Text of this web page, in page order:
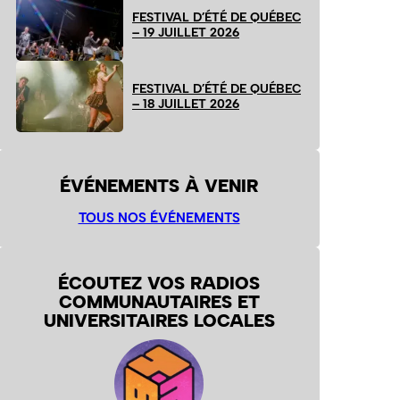
FESTIVAL D’ÉTÉ DE QUÉBEC
– 19 JUILLET 2026
FESTIVAL D’ÉTÉ DE QUÉBEC
– 18 JUILLET 2026
ÉVÉNEMENTS À VENIR
TOUS NOS ÉVÉNEMENTS
ÉCOUTEZ VOS RADIOS
COMMUNAUTAIRES ET
UNIVERSITAIRES LOCALES